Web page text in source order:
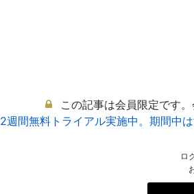
この記事は会員限定です
2週間無料トライアル実施中。期間中
ロ